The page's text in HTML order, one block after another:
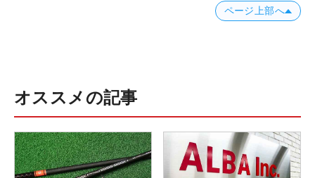
ページ上部へ
オススメの記事